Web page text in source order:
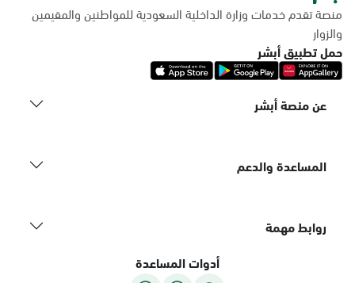
منصة تقدم خدمات وزارة الداخلية السعودية للمواطنين والمقيمين
والزوار
حمل تطبيق أبشر
عن منصة أبشر
المساعدة والدعم
روابط مهمة
أدوات المساعدة